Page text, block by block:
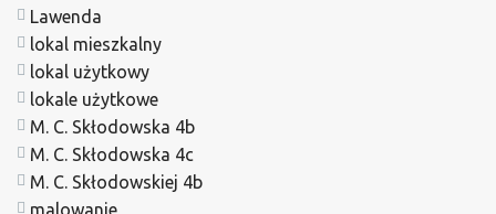
Lawenda
lokal mieszkalny
lokal użytkowy
lokale użytkowe
M. C. Skłodowska 4b
M. C. Skłodowska 4c
M. C. Skłodowskiej 4b
malowanie